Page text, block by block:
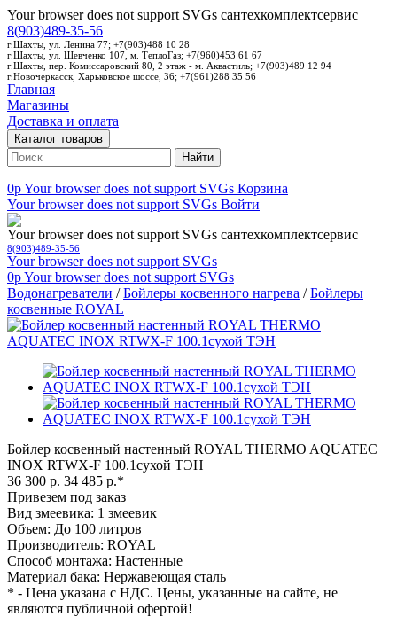
Your browser does not support SVGs сантехкомплектсервис
8(903)489-35-56
г.Шахты, ул. Ленина 77; +7(903)488 10 28
г.Шахты, ул. Шевченко 107, м. ТеплоГаз; +7(960)453 61 67
г.Шахты, пер. Комиссаровский 80, 2 этаж - м. Аквастиль; +7(903)489 12 94
г.Новочеркасск, Харьковское шоссе, 36; +7(961)288 35 56
Главная
Магазины
Доставка и оплата
Каталог товаров
Найти
0pYour browser does not support SVGs Корзина
Your browser does not support SVGs Войти
Your browser does not support SVGs сантехкомплектсервис
8(903)489-35-56
Your browser does not support SVGs
0pYour browser does not support SVGs
Водонагреватели /Бойлеры косвенного нагрева /Бойлеры
косвенные ROYAL
Бойлер косвенный настенный ROYAL THERMO AQUATEC
INOX RTWX-F 100.1сухой ТЭН
36 300 р. 34 485 р.*
Привезем под заказ
Вид змеевика: 1 змеевик
Объем: До 100 литров
Производитель: ROYAL
Способ монтажа: Настенные
Материал бака: Нержавеющая сталь
* - Цена указана с НДС. Цены, указанные на сайте, не
являются публичной офертой!